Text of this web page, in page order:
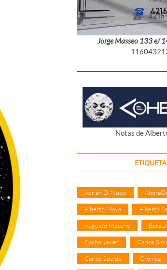
Jorge Masseo 133 e/
Notas de
Adrián Di Nucci
Alberto Moya Alberto
Augusto Macario
Cacho Javier Carlos
Carlos Sueldo Crónica